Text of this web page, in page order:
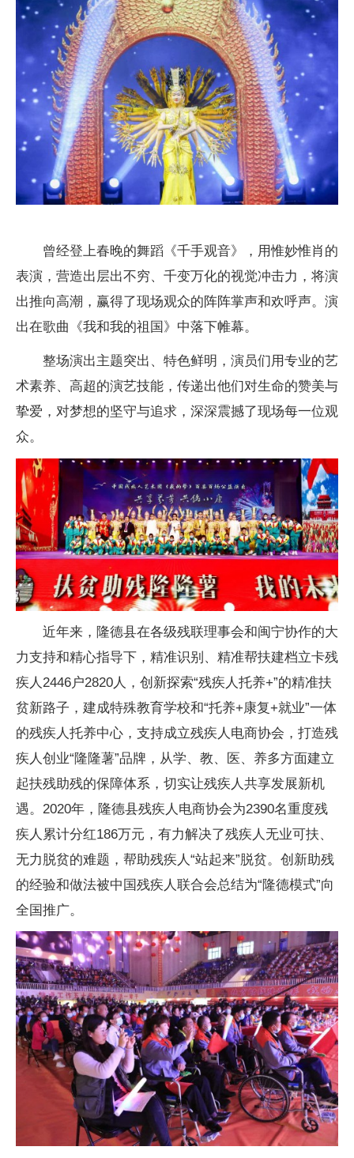
曾经登上春晚的舞蹈《千手观音》，用惟妙惟肖的
表演，营造出层出不穷、千变万化的视觉冲击力，将演
出推向高潮，赢得了现场观众的阵阵掌声和欢呼声。演
出在歌曲《我和我的祖国》中落下帷幕。
整场演出主题突出、特色鲜明，演员们用专业的艺
术素养、高超的演艺技能，传递出他们对生命的赞美与
挚爱，对梦想的坚守与追求，深深震撼了现场每一位观
众。
近年来，隆德县在各级残联理事会和闽宁协作的大
力支持和精心指导下，精准识别、精准帮扶建档立卡残
疾人2446户2820人，创新探索“残疾人托养+”的精准扶
贫新路子，建成特殊教育学校和“托养+康复+就业”一体
的残疾人托养中心，支持成立残疾人电商协会，打造残
疾人创业“隆隆薯”品牌，从学、教、医、养多方面建立
起扶残助残的保障体系，切实让残疾人共享发展新机
遇。2020年，隆德县残疾人电商协会为2390名重度残
疾人累计分红186万元，有力解决了残疾人无业可扶、
无力脱贫的难题，帮助残疾人“站起来”脱贫。创新助残
的经验和做法被中国残疾人联合会总结为“隆德模式”向
全国推广。